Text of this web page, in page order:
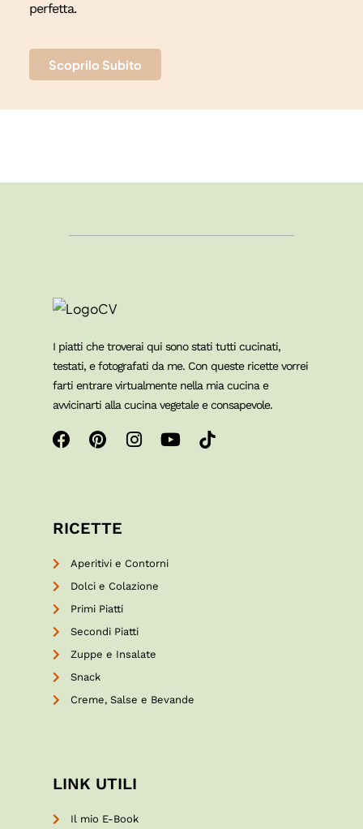
perfetta.
Scoprilo Subito
I piatti che troverai qui sono stati tutti cucinati,
testati, e fotografati da me. Con queste ricette vorrei
farti entrare virtualmente nella mia cucina e
avvicinarti alla cucina vegetale e consapevole.
RICETTE
Aperitivi e Contorni
Dolci e Colazione
Primi Piatti
Secondi Piatti
Zuppe e Insalate
Snack
Creme, Salse e Bevande
LINK UTILI
Il mio E-Book